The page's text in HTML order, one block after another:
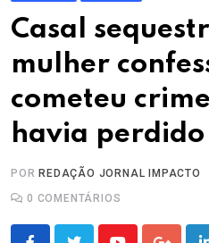
Casal
mulher
cometeu
havia
POR REDAÇÃO JORNAL IMPACTO
0 COMENTÁRIOS